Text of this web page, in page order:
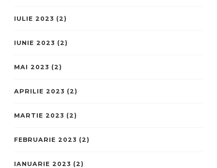
IULIE 2023 (2)
IUNIE 2023 (2)
MAI 2023 (2)
APRILIE 2023 (2)
MARTIE 2023 (2)
FEBRUARIE 2023 (2)
IANUARIE 2023 (2)